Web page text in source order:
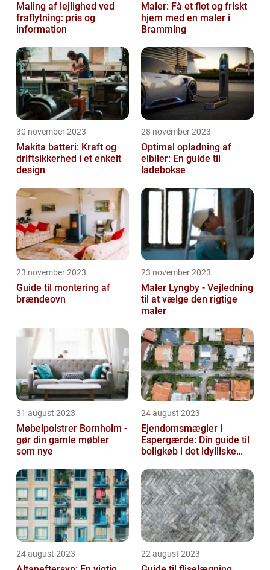
Maling af lejlighed ved
fraflytning: pris og
information
Maler: Få et flot og friskt
hjem med en maler i
Bramming
30 november 2023
Makita batteri: Kraft og
driftsikkerhed i et enkelt
design
28 november 2023
Optimal opladning af
elbiler: En guide til
ladebokse
23 november 2023
Guide til montering af
brændeovn
23 november 2023
Maler Lyngby - Vejledning
til at vælge den rigtige
maler
31 august 2023
Møbelpolstrer Bornholm -
gør din gamle møbler
som nye
24 august 2023
Ejendomsmægler i
Espergærde: Din guide til
boligkøb i det idylliske
24 august 2023 22 august 2023